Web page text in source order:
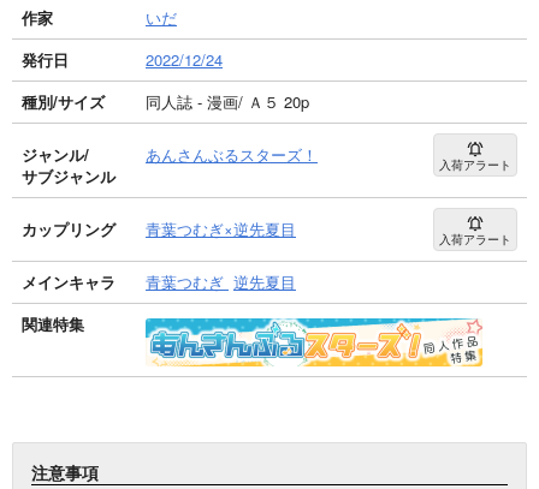
作家
いだ
発行日
2022/12/24
種別/サイズ
同人誌 - 漫画/ Ａ５ 20p
ジャンル/
サブジャンル
あんさんぶるスターズ！ 入荷アラート
カップリング 青葉つむぎ×逆先夏目 入荷アラート
メインキャラ 青葉つむぎ 逆先夏目
関連特集
注意事項